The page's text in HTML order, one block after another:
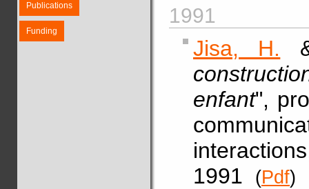
Publications
Funding
1991
Jisa, H.
enfant",
1991
(Pdf)